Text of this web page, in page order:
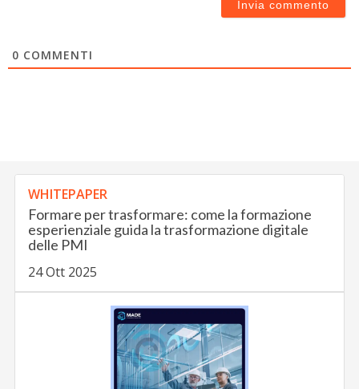
0 COMMENTI
WHITEPAPER
Formare per trasformare: come la formazione
esperienziale guida la trasformazione digitale
delle PMI
24 Ott 2025